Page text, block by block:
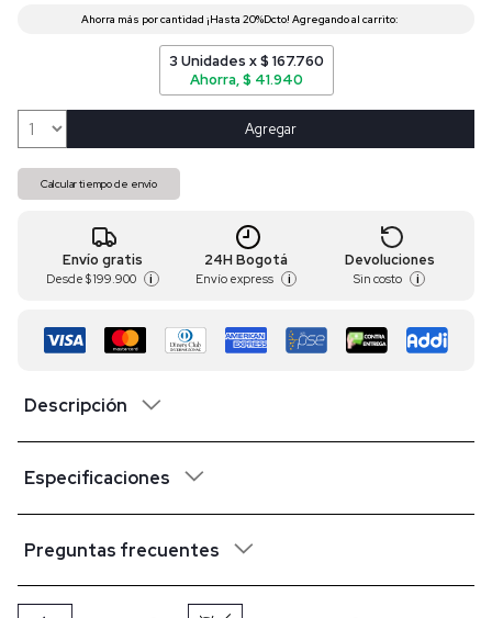
3 Unidades x $ 167.760
Ahorra, $ 41.940
Agregar
Calcular tiempo de envío
Envío gratis
Desde $ 199.900 i
24H Bogotá
Envío express i
Devoluciones
Sin costo i
Descripción
Especificaciones
Preguntas frecuentes